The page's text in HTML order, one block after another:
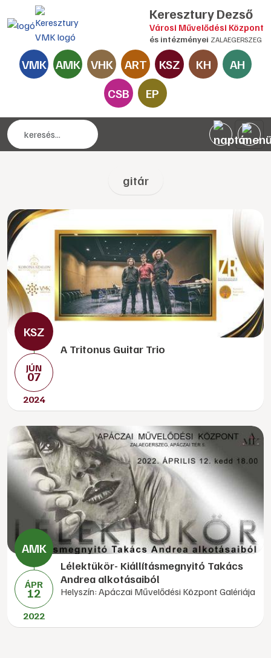
Keresztury Dezső
Városi Művelődési Központ
és intézményei ZALAEGERSZEG
VMK AMK VHK ART KSZ KH
AH
CSB
EP
gitár
JÚN
07
2024
A Tritonus Guitar Trio
ÁPR
12
2022
Lélektükör- Kiállításmegnyitó Takács
Andrea alkotásaiból
Helyszín: Apáczai Művelődési Központ Galériája